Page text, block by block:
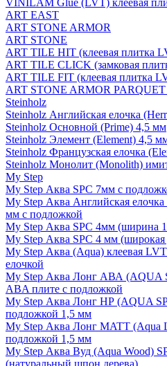
VINILAM Glue (LVT) клеевая
ART EAST
ART STONE ARMOR
ART STONE
ART TILE HIT (клеевая плитка
ART TILE CLICK (замковая
ART TILE FIT (клеевая плитка
ART STONE ARMOR
Steinholz
Steinholz Английская елочка
Steinholz Основной (Prime) 4,5 мм
Steinholz Элемент (Element) 4,5
Steinholz Французская елочка
Steinholz Монолит (Monolith)
My Step
My Step Аква SPC 7мм c
My Step Аква Английская
мм с подложкой
My Step Аква SPC 4мм (ширина
My Step Аква SPC 4 мм
My Step Аква (Aqua) клеевая
елочкой
My Step Аква Лонг АВА (AQUA
ABA плите с подложкой
My Step Аква Лонг НР (AQUA
подложкой 1,5 мм
My Step Аква Лонг MATT (Aqua
подложкой 1,5 мм
My Step Аква Вуд (Aqua Wood)
(натуральный шпон дерева)